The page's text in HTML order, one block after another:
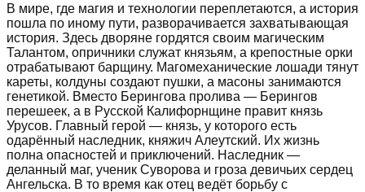
В мире, где магия и технологии переплетаются, а история
пошла по иному пути, разворачивается захватывающая
история. Здесь дворяне гордятся своим магическим
Талантом, опричники служат князьям, а крепостные орки
отрабатывают барщину. Магомеханические лошади тянут
кареты, колдуны создают пушки, а масоны занимаются
генетикой. Вместо Берингова пролива — Берингов
перешеек, а в Русской Калифорнщине правит князь
Урусов. Главный герой — князь, у которого есть
одарённый наследник, княжич Алеутский. Их жизнь
полна опасностей и приключений. Наследник —
деланный маг, ученик Суворова и гроза девичьих сердец
Ангельска. В то время как отец ведёт борьбу с